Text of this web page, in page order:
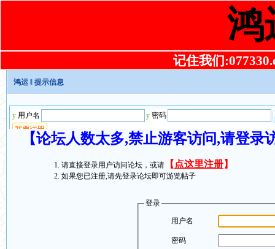
鸿
记住我们
鸿运 ‖ 提示信息
【论坛人数太多,禁止游客访问,请登
请直接登录用户访问论坛，或请 【 点这里注册】
如果您已注册,请先登录论坛即可游览帖子
登录
用户名
密码